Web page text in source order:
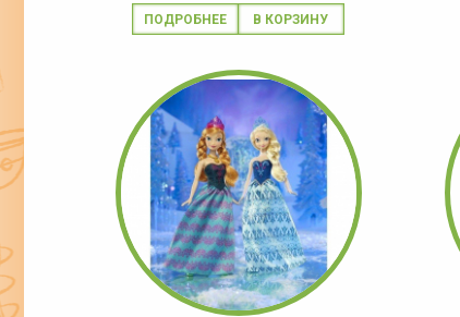
ПОДРОБНЕЕ